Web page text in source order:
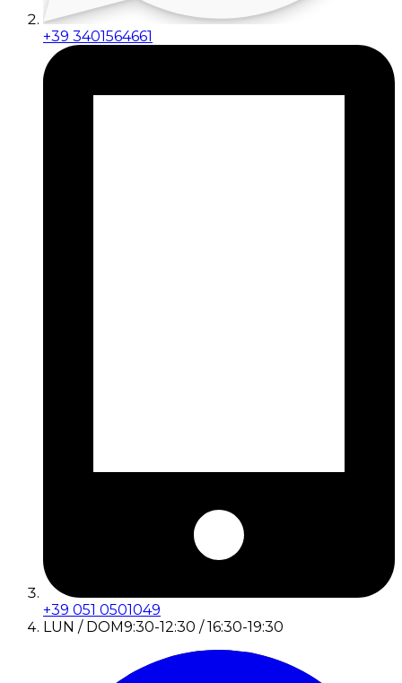
+39 3401564661
+39 051 0501049
LUN / DOM9:30-12:30 / 16:30-19:30